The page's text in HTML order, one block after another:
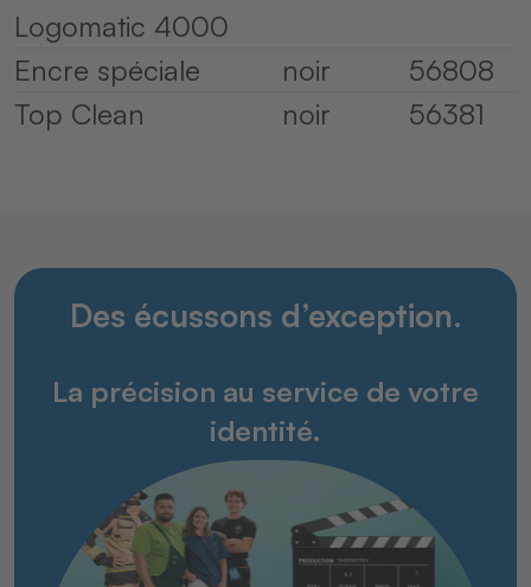
Logomatic 4000
Encre spéciale noir
56808
Top Clean
noir 56381
Des écussons d’exception.
La précision au service de votre
identité.